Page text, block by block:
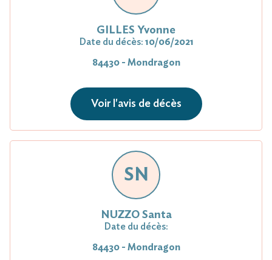
GILLES Yvonne
Date du décès: 10/06/2021
84430 - Mondragon
Voir l'avis de décès
SN
NUZZO Santa
Date du décès:
84430 - Mondragon